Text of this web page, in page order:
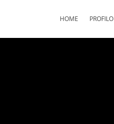
HOME PROFILO